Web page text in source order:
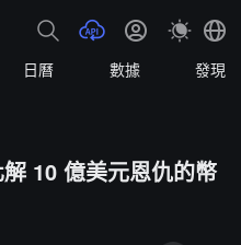
日曆 數據 發現
10 億美元恩仇的幣